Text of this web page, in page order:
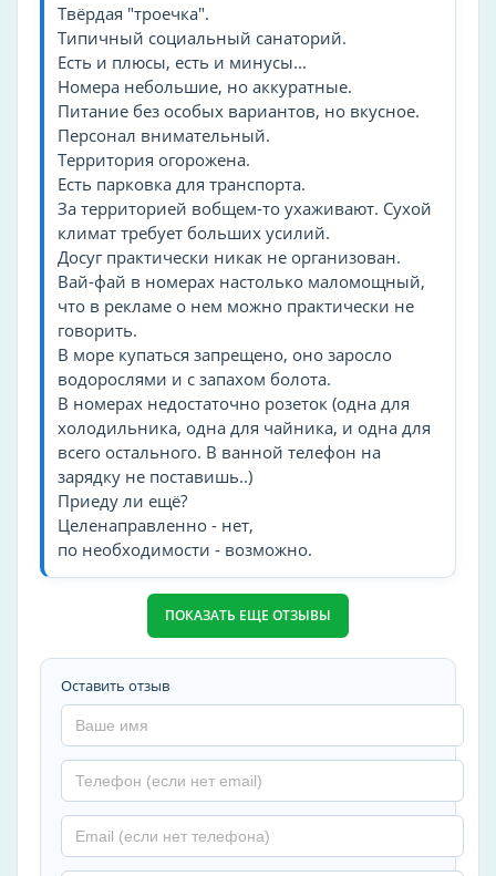
Твёрдая "троечка".
Типичный социальный санаторий.
Есть и плюсы, есть и минусы...
Номера небольшие, но аккуратные.
Питание без особых вариантов, но вкусное.
Персонал внимательный.
Территория огорожена.
Есть парковка для транспорта.
За территорией вобщем-то ухаживают. Сухой
климат требует больших усилий.
Досуг практически никак не организован.
Вай-фай в номерах настолько маломощный,
что в рекламе о нем можно практически не
говорить.
В море купаться запрещено, оно заросло
водорослями и с запахом болота.
В номерах недостаточно розеток (одна для
холодильника, одна для чайника, и одна для
всего остального. В ванной телефон на
зарядку не поставишь..)
Приеду ли ещё?
Целенаправленно - нет,
по необходимости - возможно.
ПОКАЗАТЬ ЕЩЕ ОТЗЫВЫ
Оставить отзыв